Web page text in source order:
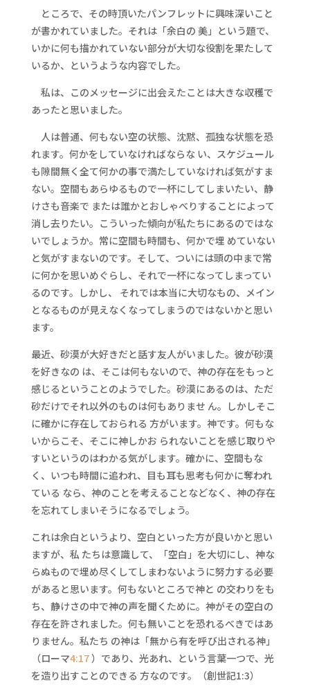
ところで、その時頂いたパンフレットに興味深いこと
が書かれていました。それは「余白の 美」という題で、
いかに何も描かれていない部分が大切な役割を果たして
いるか、というような内容でした。
私は、このメッセージに出会えたことは大きな収穫で
あったと思いました。
人は普通、何もない空の状態、沈黙、孤独な状態を恐
れます。何かをしていなければならな い、スケジュール
も隙間無く全て何かの事で満たしていなければ気がすま
ない。空間もあらゆるもので一杯にしてしまいたい、静
けさも音楽で または誰かとおしゃべりすることによって
消し去りたい。こういった傾向が私たちにあるのではな
いでしょうか。常に空間も時間も、何かで埋 めていない
と気がすまないのです。そして、ついには頭の中まで常
に何かを思いめぐらし、それで一杯になってしまってい
るのです。しかし、 それでは本当に大切なもの、メイン
となるものが見えなくなってしまうのではないかと思い
ます。
最近、砂漠が大好きだと話す友人がいました。彼が砂漠
を好きなの は、そこは何もないので、神の存在をもっと
感じるということのようでした。砂漠にあるのは、ただ
砂だけでそれ以外のものは何もありませ ん。しかしそこ
に確かに存在しておられる 方がいます。神です。何もな
いからこそ、そこに神しかお られないことを感じ取りや
すいというのはわかる気がします。確かに、空間もな
く、いつも時間に追われ、目も耳も思考も何かに奪われ
ている なら、神のことを考えることなどなく、神の存在
を忘れてしまいそうになるでしょう。
これは余白というより、空白といった方が良いかと思い
ますが、私 たちは意識して、「空白」を大切にし、神な
らぬもので埋め尽くしてしまわないように努力する必要
があると思います。何もないところで神と の交わりをも
ち、静けさの中で神の声を聞くために。神がその空白の
存在を許されました。何も無いことを恐れるべきではあ
りません。私たち の神は「無から有を呼び出される神」
（ローマ4:17）であり、光あれ、という言葉一つで、光
を造り出すことのできる 方なのです。（創世記1:3）